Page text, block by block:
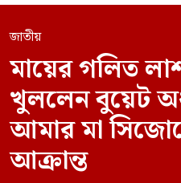
জাতীয়
মায়ের গলিত
খুললেন বুয়েট
আমার মা
আক্রান্ত